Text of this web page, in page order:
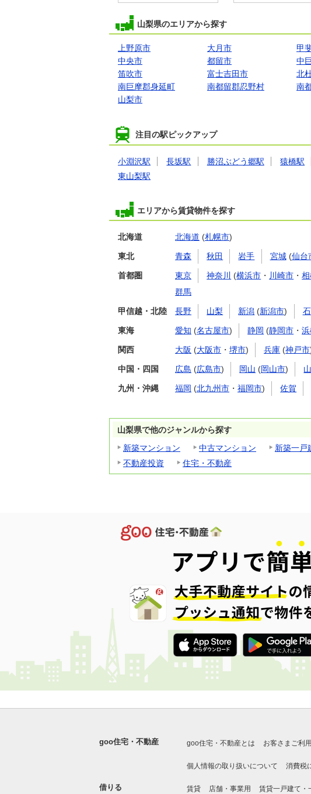
山梨県のエリアから探す
上野原市 大月市 甲
中央市
都留市 中
笛吹市
富士吉田市 北
南巨摩郡身延町
南都留郡忍野村 南
山梨市
注目の駅ピックアップ
小淵沢駅 長坂駅 勝沼ぶどう郷駅 猿橋駅
東山梨駅
エリアから賃貸物件を探す
北海道 北海道 (札幌市)
東北 青森 秋田 岩手 宮城(仙台
首都圏 東京 神奈川 (横浜市 ・ 川崎市 ・
群馬
甲信越・北陸 長野 山梨 新潟 (新潟市) 石
東海 愛知 (名古屋市) 静岡 (静岡市 ・
関西 大阪 (大阪市 ・ 堺市) 兵庫 (神戸市
中国・四国 広島 (広島市) 岡山 (岡山市)
九州・沖縄 福岡 (北九州市 ・ 福岡市) 佐賀
山梨県で他のジャンルから探す
新築マンション
中古マンション 新築一戸
不動産投資
住宅・不動産
goo住宅・不動産 goo住宅・不動産とは お客さまご利
個人情報の取り扱いについて 消費税
借りる 賃貸 店舗・事業用 賃貸一戸建て・